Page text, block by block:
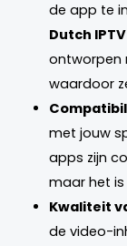
de app te
Dutch
ontworpen
waardoor
met jouw
apps zijn
maar het
Kwaliteit
de video-